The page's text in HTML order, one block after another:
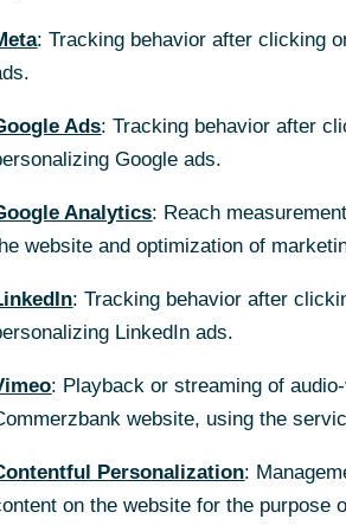
in Deutschland netto
um 4 Mrd. Euro
(Q3 2018: 346 Mio. Euro)
Risikoergebnisses
Vorjahr verbessert (Q3 2018:
von AT-1-Zinskupon bei
2019 netto rund 130 Mio. Euro
Euro gesenkt (Q3 2018: 1,66 Mrd.
: Tracking behavior after clicking
Ads: Tracking behavior after
Google ads.
Analytics: Reach
website and optimization of
: Tracking behavior after
LinkedIn ads.
: Playback or streaming of
website, using the
Personalization:
on the website for the purpose